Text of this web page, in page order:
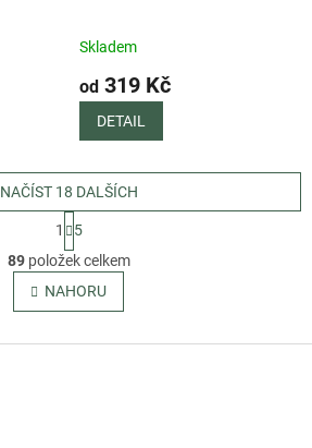
Skladem
od 319 Kč
DETAIL
O
v
l
á
NAČÍST 18 DALŠÍCH
S
t
r
á
n
k
v
1
5
89položek celkem
NAHORU